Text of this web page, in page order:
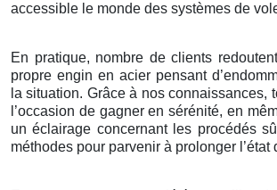
accessible le monde des systèmes de
En pratique, nombre de clients
propre engin en acier pensant
la situation. Grâce à nos connaissances,
l’occasion de gagner en sérénité, en
un éclairage concernant les procédés
méthodes pour parvenir à prolonger l’état